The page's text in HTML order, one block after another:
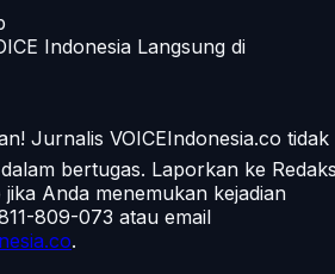
Indonesia Langsung di
Jurnalis VOICEIndonesia.co tidak
bertugas. Laporkan ke
jika Anda menemukan kejadian
809-073 atau email
.